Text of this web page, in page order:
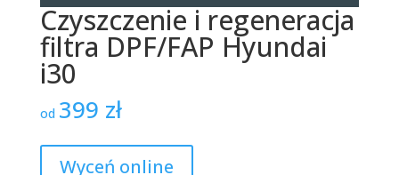
Czyszczenie i regeneracja
filtra DPF/FAP Hyundai
i30
od 399 zł
Wyceń online